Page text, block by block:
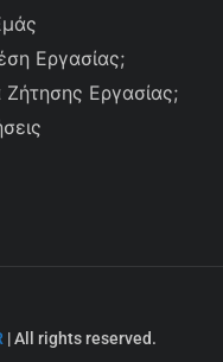
Εργασίας;
Εργασίας;
| All rights reserved.